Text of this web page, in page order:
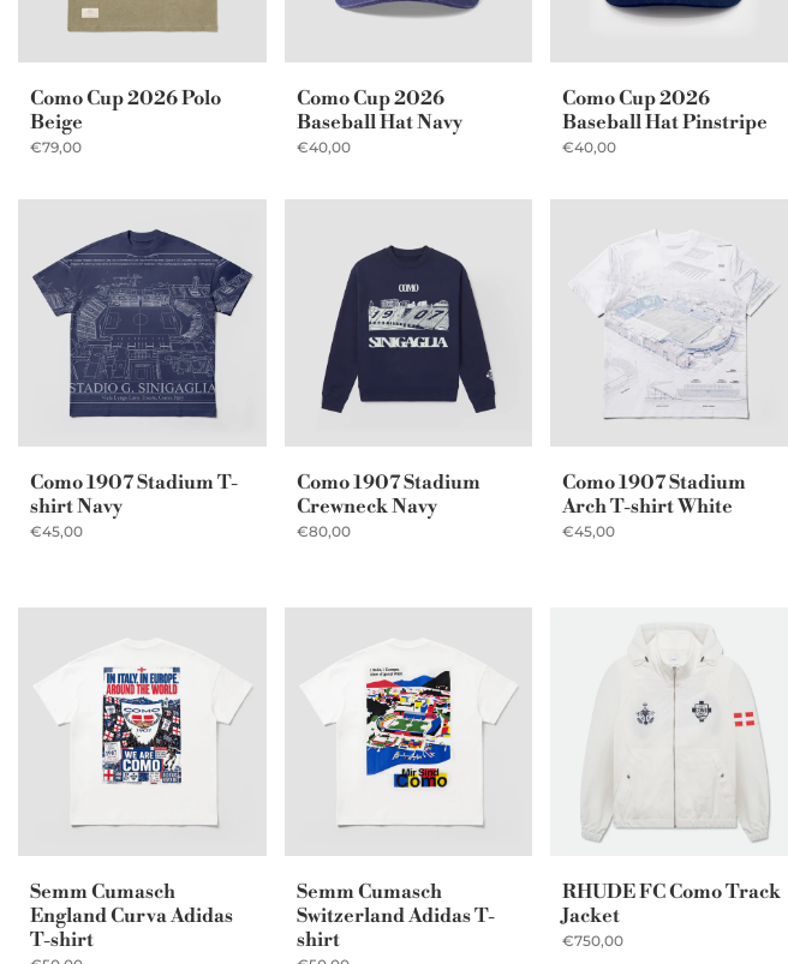
Como Cup 2026 Polo
Beige
€79,00
Como Cup 2026
Baseball Hat Navy
€40,00
Como Cup 2026
Baseball Hat Pinstripe
€40,00
Como 1907 Stadium T-
shirt Navy
€45,00
Como 1907 Stadium
Crewneck Navy
€80,00
Como 1907 Stadium
Arch T-shirt White
€45,00
Semm Cumasch
England Curva Adidas
T-shirt
Semm Cumasch
Switzerland Adidas T-
shirt
RHUDE FC Como Track
Jacket
€750,00